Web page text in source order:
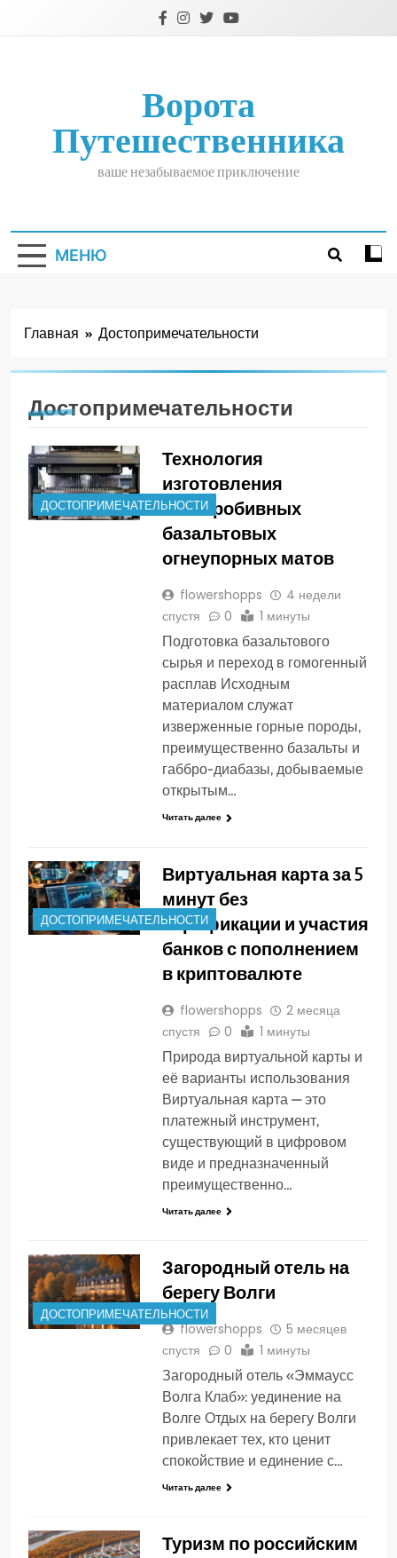
Ворота
Путешественника
ваше незабываемое приключение
МЕНЮ
Главная Достопримечательности
Достопримечательности
ДОСТОПРИМЕЧАТЕЛЬНОСТИ
Технология
изготовления
иглопробивных
базальтовых
огнеупорных матов
flowershopps
4 недели
спустя
0 1 минуты
Подготовка базальтового
сырья и переход в гомогенный
расплав Исходным
материалом служат
изверженные горные породы,
преимущественно базальты и
габбро-диабазы, добываемые
открытым…
Читать далее
ДОСТОПРИМЕЧАТЕЛЬНОСТИ
Виртуальная карта за 5
минут без
верификации и участия
банков с пополнением
в криптовалюте
flowershopps
2 месяца
спустя
0 1 минуты
Природа виртуальной карты и
её варианты использования
Виртуальная карта — это
платежный инструмент,
существующий в цифровом
виде и предназначенный
преимущественно…
Читать далее
ДОСТОПРИМЕЧАТЕЛЬНОСТИ
Загородный отель на
берегу Волги
flowershopps
5 месяцев
спустя
0 1 минуты
Загородный отель «Эммаусс
Волга Клаб»: уединение на
Волге Отдых на берегу Волги
привлекает тех, кто ценит
спокойствие и единение с…
Читать далее
Туризм по российским